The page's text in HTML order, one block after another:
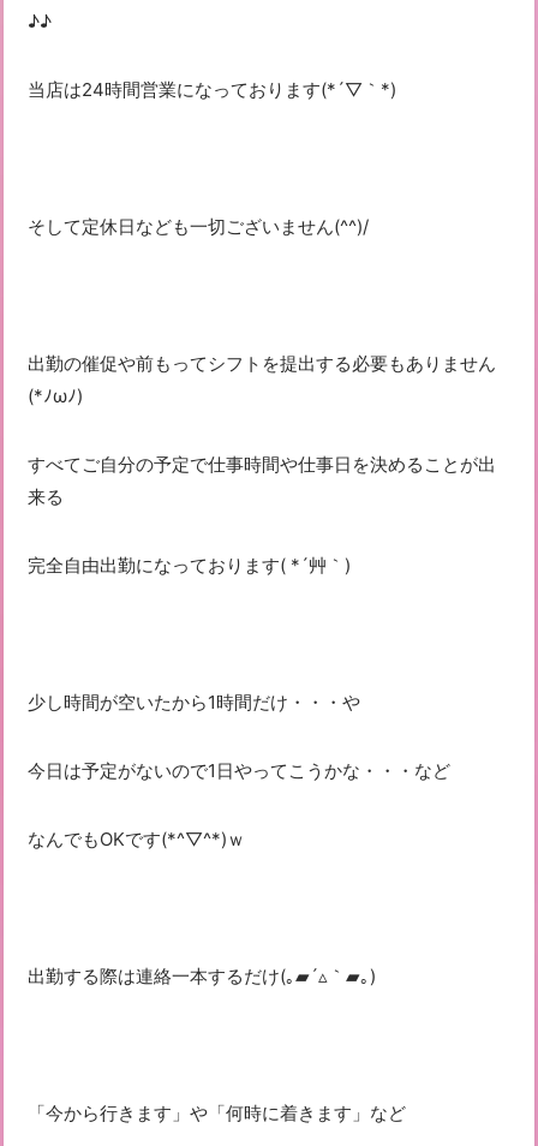
♪♪
当店は24時間営業になっております(*´▽｀*)
そして定休日なども一切ございません(^^)/
出勤の催促や前もってシフトを提出する必要もありません
(*ﾉωﾉ)
すべてご自分の予定で仕事時間や仕事日を決めることが出
来る
完全自由出勤になっております( *´艸｀)
少し時間が空いたから1時間だけ・・・や
今日は予定がないので1日やってこうかな・・・など
なんでもOKです(*^▽^*)ｗ
出勤する際は連絡一本するだけ(｡▰´▵｀▰｡)
「今から行きます」や「何時に着きます」など